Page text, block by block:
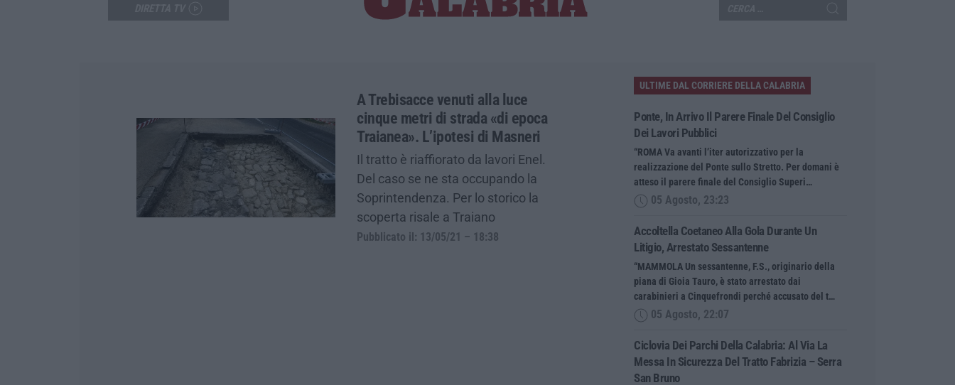
A Trebisacce venuti alla luce
cinque metri di strada «di epoca
Traianea». L’ipotesi di Masneri
Il tratto è riaffiorato da lavori Enel.
Del caso se ne sta occupando la
Soprintendenza. Per lo storico la
scoperta risale a Traiano
Pubblicato il: 13/05/21 – 18:38
ULTIME DAL CORRIERE DELLA CALABRIA
Ponte, In Arrivo Il Parere Finale Del Consiglio
Dei Lavori Pubblici
“ROMA Va avanti l’iter autorizzativo per la
realizzazione del Ponte sullo Stretto. Per domani è
atteso il parere finale del Consiglio Superi…
05 Agosto, 23:23
Accoltella Coetaneo Alla Gola Durante Un
Litigio, Arrestato Sessantenne
“MAMMOLA Un sessantenne, F.S., originario della
piana di Gioia Tauro, è stato arrestato dai
carabinieri a Cinquefrondi perché accusato del t…
05 Agosto, 22:07
Ciclovia Dei Parchi Della Calabria: Al Via La
Messa In Sicurezza Del Tratto Fabrizia – Serra
San Bruno